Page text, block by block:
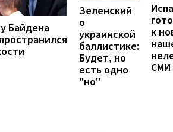
Байдена
Зеленский
о
украинской
баллистике:
Будет, но
есть одно
"но"
к
СМИ